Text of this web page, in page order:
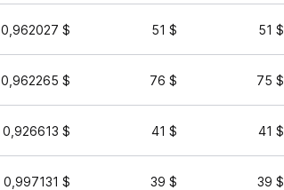
0,962027 $ 51 $ 51 $
0,962265 $ 76 $ 75 $
0,926613 $ 41 $ 41 $
0,997131 $ 39 $ 39 $